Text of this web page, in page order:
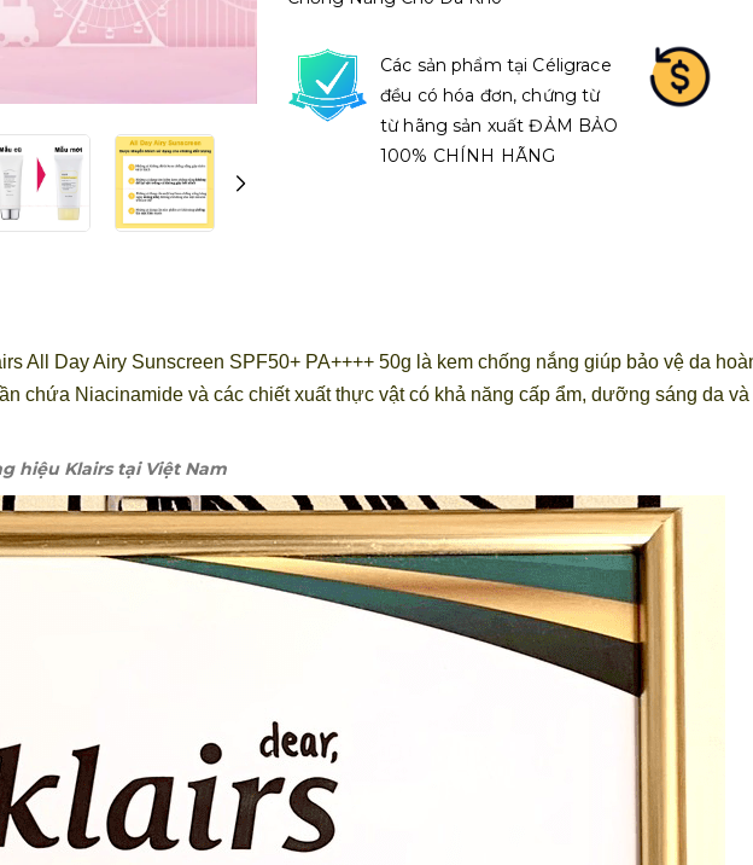
Các sản phẩm tại Céligrace
đều có hóa đơn, chứng từ
từ hãng sản xuất ĐẢM BẢO
100% CHÍNH HÃNG
All Day Airy Sunscreen SPF50+ PA++++ 50g là kem chống nắng giúp bảo vệ da
chứa Niacinamide và các chiết xuất thực vật có khả năng cấp ẩm, dưỡng sáng da
hiệu Klairs tại Việt Nam